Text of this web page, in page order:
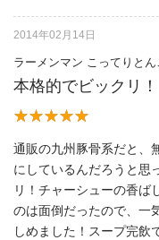
2014年02月14日
ラーメンマン こってりとん
本格的でビックリ！
通販の九州豚骨系だと、
にしているんだろうと思
リ！チャーシューの香ば
のは面倒だったので、一
しめました！スープ完飲